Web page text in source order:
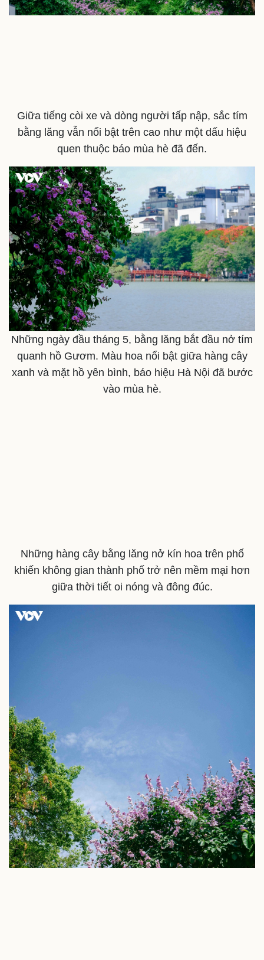
Sức khỏe
Dinh dưỡng - món ngon
Cây thuốc
Sản phụ khoa
Nhi khoa
Nam khoa
Làm đẹp - giảm cân
Phòng mạch online
Ăn sạch sống khỏe
Đời sống
Nhà đẹp
Blog
Tình yêu - Gia đình
Văn hóa
Sân khấu - Điện ảnh
Giải trí
Giữa tiếng còi xe và dòng người tấp nập, sắc tím
bằng lăng vẫn nổi bật trên cao như một dấu hiệu
quen thuộc báo mùa hè đã đến.
Những ngày đầu tháng 5, bằng lăng bắt đầu nở tím
quanh hồ Gươm. Màu hoa nổi bật giữa hàng cây
xanh và mặt hồ yên bình, báo hiệu Hà Nội đã bước
vào mùa hè.
Những hàng cây bằng lăng nở kín hoa trên phố
khiến không gian thành phố trở nên mềm mại hơn
giữa thời tiết oi nóng và đông đúc.